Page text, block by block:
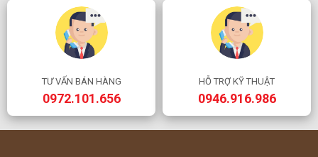
TƯ VẤN BÁN HÀNG
0972.101.656
HỖ TRỢ KỸ THUẬT
0946.916.986